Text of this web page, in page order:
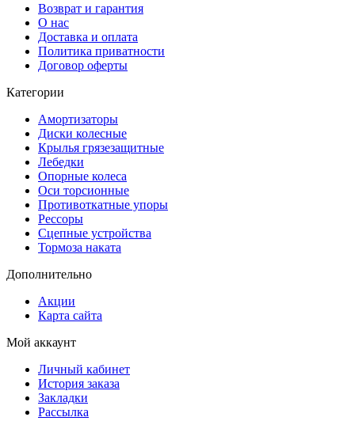
Возврат и гарантия
О нас
Доставка и оплата
Политика приватности
Договор оферты
Категории
Амортизаторы
Диски колесные
Крылья грязезащитные
Лебедки
Опорные колеса
Оси торсионные
Противоткатные упоры
Рессоры
Сцепные устройства
Тормоза наката
Дополнительно
Акции
Карта сайта
Мой аккаунт
Личный кабинет
История заказа
Закладки
Рассылка